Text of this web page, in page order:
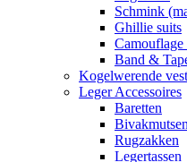
Schmink
Ghillie suits
Camouflage
Band &
Kogelwerende
Leger Accessoires
Baretten
Bivakmutsen
Rugzakken
Legertassen